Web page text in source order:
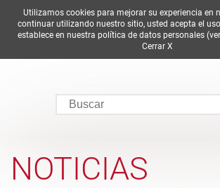
NOTICIAS
Utilizamos cookies para mejorar su experiencia en
continuar utilizando nuestro sitio, usted acepta el
establece en nuestra política de datos
Cerrar X